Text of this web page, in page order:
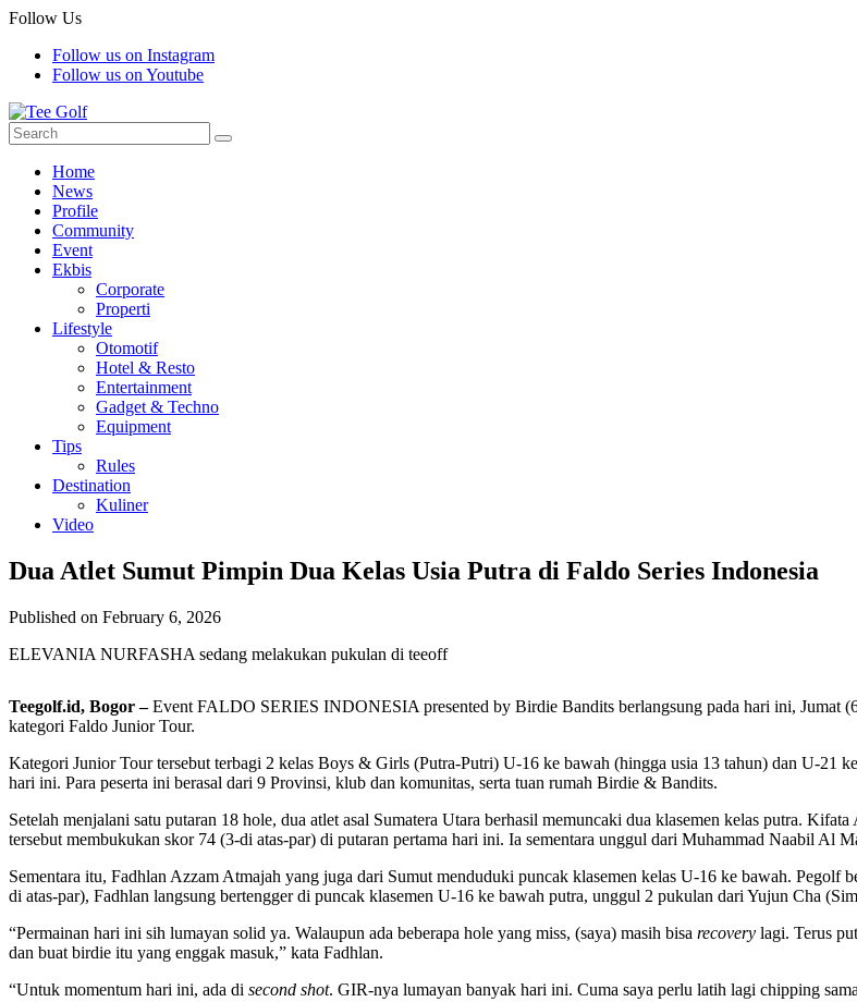
Follow Us
Follow us on Instagram
Follow us on Youtube
Home
News
Profile
Community
Event
Ekbis
Corporate
Properti
Lifestyle
Otomotif
Hotel & Resto
Entertainment
Gadget & Techno
Equipment
Tips
Rules
Destination
Kuliner
Video
Dua Atlet Sumut Pimpin Dua Kelas Usia Putra di Faldo Series Indonesia
Published on February 6, 2026
ELEVANIA NURFASHA sedang melakukan pukulan di teeoff
Teegolf.id, Bogor –Event FALDO SERIES INDONESIA presented by Birdie Bandits berlangsung pada hari ini, Jumat
kategori Faldo Junior Tour.
Kategori Junior Tour tersebut terbagi 2 kelas Boys & Girls (Putra-Putri) U-16 ke bawah (hingga usia 13 tahun) dan U-21
hari ini. Para peserta ini berasal dari 9 Provinsi, klub dan komunitas, serta tuan rumah Birdie & Bandits.
Setelah menjalani satu putaran 18 hole, dua atlet asal Sumatera Utara berhasil memuncaki dua klasemen kelas putra.
tersebut membukukan skor 74 (3-di atas-par) di putaran pertama hari ini. Ia sementara unggul dari Muhammad Naabil Al
Sementara itu, Fadhlan Azzam Atmajah yang juga dari Sumut menduduki puncak klasemen kelas U-16 ke bawah.
di atas-par), Fadhlan langsung bertengger di puncak klasemen U-16 ke bawah putra, unggul 2 pukulan dari Yujun Cha
“Permainan hari ini sih lumayan solid ya. Walaupun ada beberapa hole yang miss, (saya) masih bisa recovery lagi. Terus
dan buat birdie itu yang enggak masuk,” kata Fadhlan.
“Untuk momentum hari ini, ada di second shot. GIR-nya lumayan banyak hari ini. Cuma saya perlu latih lagi chipping